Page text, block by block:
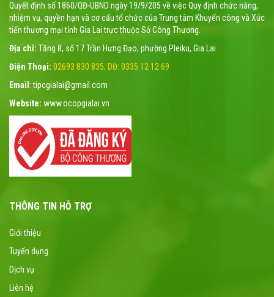
Quyết định số 1860/QĐ-UBND ngày 19/9/205 về việc Quy định chức năng,
nhiệm vụ, quyền hạn và cơ cấu tổ chức của Trung tâm Khuyến công và Xúc
tiến thương mại tỉnh Gia Lai trực thuộc Sở Công Thương.
Địa chỉ: Tầng 8, số 17 Trần Hưng Đạo, phường Pleiku, Gia Lai
Điện Thoại: 02693 830 835; DĐ: 0335 12 12 69
Email : tipcgialai@gmail.com
Website: www.ocopgialai.vn
THÔNG TIN HỖ TRỢ
Giới thiệu
Tuyển dụng
Dịch vụ
Liên hệ